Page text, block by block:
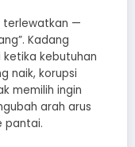
terlewatkan —
Kadang
kebutuhan
naik, korupsi
memilih ingin
arah arus
pantai.